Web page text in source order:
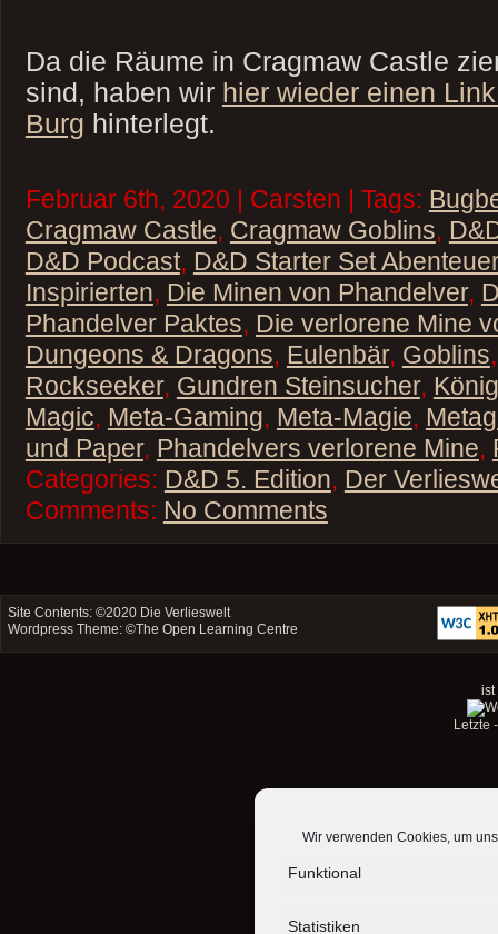
Wir verwenden Cookies, um
Funktional
Statistiken
Da die Räume in Cragmaw Castle
sind, haben wir hier wieder einen
Burg hinterlegt.
Februar 6th, 2020 | Carsten | Tags:
Cragmaw Castle, Cragmaw Goblins,
D&D Podcast, D&D Starter Set Abenteuer
Inspirierten, Die Minen von Phandelver,
Phandelver Paktes, Die verlorene Mine
Dungeons & Dragons, Eulenbär, Goblins
Rockseeker, Gundren Steinsucher,
Magic, Meta-Gaming, Meta-Magie,
und Paper, Phandelvers verlorene Mine,
Categories: D&D 5. Edition, Der
Comments: No Comments
Site Contents: ©2020 Die Verlieswelt
Wordpress Theme: ©The Open Learning Centre
ist
Letzte